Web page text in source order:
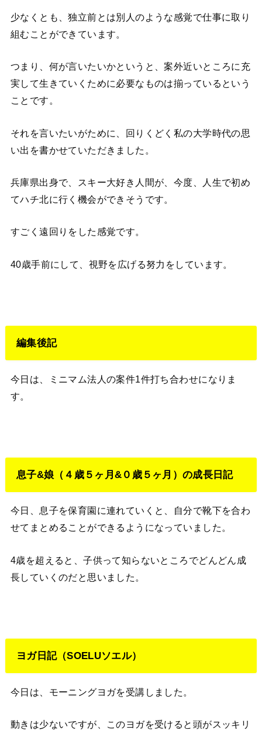
少なくとも、独立前とは別人のような感覚で仕事に取り
組むことができています。
つまり、何が言いたいかというと、案外近いところに充
実して生きていくために必要なものは揃っているという
ことです。
それを言いたいがために、回りくどく私の大学時代の思
い出を書かせていただきました。
兵庫県出身で、スキー大好き人間が、今度、人生で初め
てハチ北に行く機会ができそうです。
すごく遠回りをした感覚です。
40歳手前にして、視野を広げる努力をしています。
編集後記
今日は、ミニマム法人の案件1件打ち合わせになりま
す。
息子&娘（４歳５ヶ月&０歳５ヶ月）の成長日記
今日、息子を保育園に連れていくと、自分で靴下を合わ
せてまとめることができるようになっていました。
4歳を超えると、子供って知らないところでどんどん成
長していくのだと思いました。
ヨガ日記（SOELUソエル）
今日は、モーニングヨガを受講しました。
動きは少ないですが、このヨガを受けると頭がスッキリ